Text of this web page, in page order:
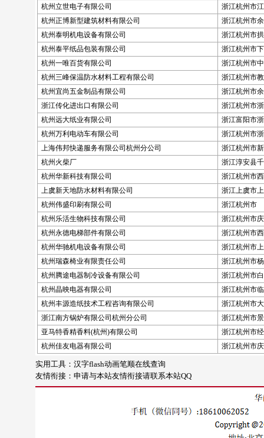
杭州立世电子有限公司
浙江杭州市
杭州正博新型建筑材料有限公司
浙江杭州市
杭州泰明机电设备有限公司
浙江杭州市
杭州泰平纸品包装有限公司
浙江杭州市
杭州一唯百货有限公司
浙江杭州市
杭州三峰保温防水材料工程有限公司
浙江杭州市
杭州宜尚五金制品有限公司
浙江杭州市
浙江传化进出口有限公司
浙江杭州市
杭州远大纸业有限公司
浙江富阳市
杭州万利电动车有限公司
浙江杭州市
上海伟邦快递服务有限公司杭州分公司
浙江杭州市
杭州火柴厂
浙江淳安县
杭州华新科技有限公司
浙江杭州市
上虞新天地防水材料有限公司
浙江上虞市
杭州伟盛印刷有限公司
浙江杭州市
杭州乐活生物科技有限公司
浙江杭州市
杭州永德电梯部件有限公司
浙江杭州市
杭州华驰机电设备有限公司
浙江杭州市
杭州瑞森椅业有限责任公司
浙江杭州市
杭州腾途电器制冷设备有限公司
浙江杭州市
杭州晶映电器有限公司
浙江杭州市
杭州丰源造纸技术工程咨询有限公司
浙江杭州市
浙江南方锅炉有限公司杭州分公司
浙江杭州市
亚马特香精香料(杭州)有限公司
浙江杭州市
杭州佳友电器有限公司
浙江杭州市
实用工具： 汉字flash动画笔顺在线查询
友情衔接： 申请与本站友情衔接请联系本站QQ